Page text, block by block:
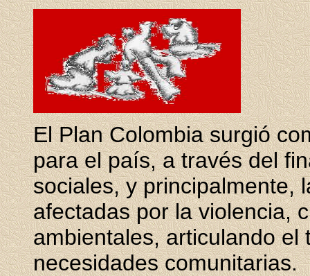
El Plan Colombia surgió
para el país, a través del
sociales, y principalmente,
afectadas por la violencia,
ambientales, articulando el
necesidades comunitarias.